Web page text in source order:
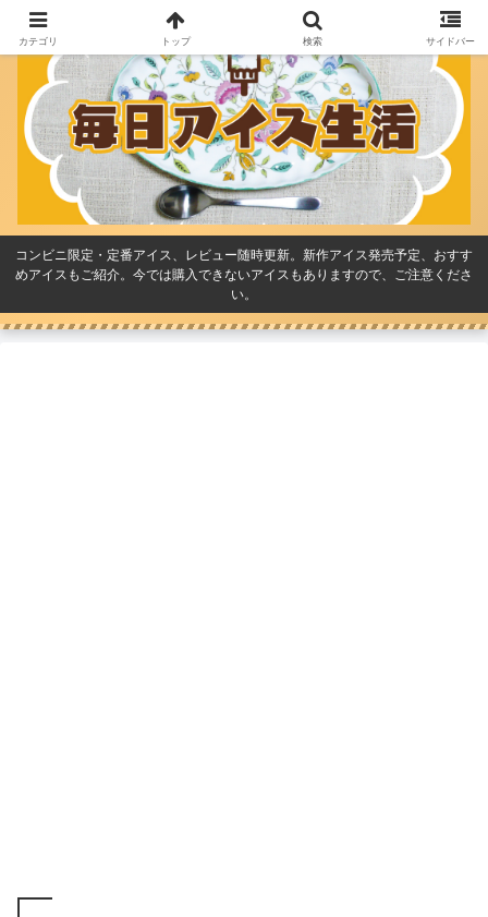
コンビニ限定・定番アイス、レビュー随時更新。新作アイス発売予定、おすす
めアイスもご紹介。今では購入できないアイスもありますので、ご注意くださ
い。
カテゴリ トップ 検索 サイドバー